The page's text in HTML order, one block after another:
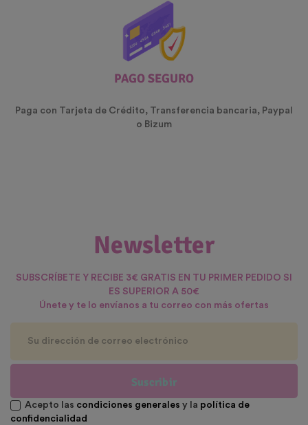
PAGO SEGURO
Paga con Tarjeta de Crédito, Transferencia bancaria, Paypal
o Bizum
Newsletter
SUBSCRÍBETE Y RECIBE 3€ GRATIS EN TU PRIMER PEDIDO SI
ES SUPERIOR A 50€
Únete y te lo envíanos a tu correo con más ofertas
Suscribir
Acepto las condiciones generales y la política de
confidencialidad